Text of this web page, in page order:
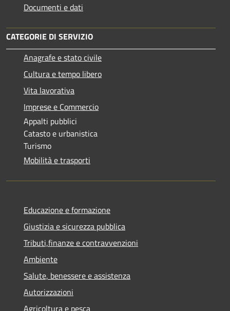
Documenti e dati
CATEGORIE DI SERVIZIO
Anagrafe e stato civile
Cultura e tempo libero
Vita lavorativa
Imprese e Commercio
Appalti pubblici
Catasto e urbanistica
Turismo
Mobilità e trasporti
Educazione e formazione
Giustizia e sicurezza pubblica
Tributi,finanze e contravvenzioni
Ambiente
Salute, benessere e assistenza
Autorizzazioni
Agricoltura e pesca